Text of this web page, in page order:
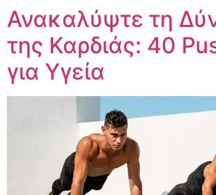
Ανακαλύψτε τη
της Καρδιάς: 40
για Υγεία